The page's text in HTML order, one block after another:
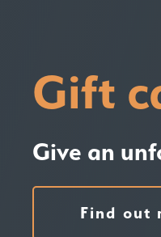
Gift
Give an
Find out